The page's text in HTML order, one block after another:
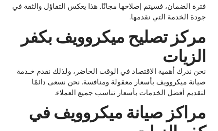
فترة الضمان، فسيتم إصلاحها مجانًا. هذا يعكس التفاؤل والثقة في
جودة الخدمة التي نقدمها.
مركز تصليح ميكروويف بكفر
الزيات
نحن ندرك أهمية الاقتصاد في الوقت الحاضر، ولذلك نقدم خـدمة
صيانة ميكروويف بأسعار معقولة ومنافسة. نحن نسعى دائمًا
لتقديم أفضل الخدمات بأسعار تناسب جميع العملاء.
مراكز صيانة ميكروويف في